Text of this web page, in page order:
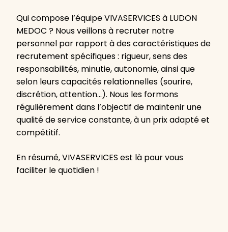
Qui compose l’équipe VIVASERVICES à LUDON
MEDOC ? Nous veillons à recruter notre
personnel par rapport à des caractéristiques de
recrutement spécifiques : rigueur, sens des
responsabilités, minutie, autonomie, ainsi que
selon leurs capacités relationnelles (sourire,
discrétion, attention…). Nous les formons
régulièrement dans l’objectif de maintenir une
qualité de service constante, à un prix adapté et
compétitif.
En résumé, VIVASERVICES est là pour vous
faciliter le quotidien !